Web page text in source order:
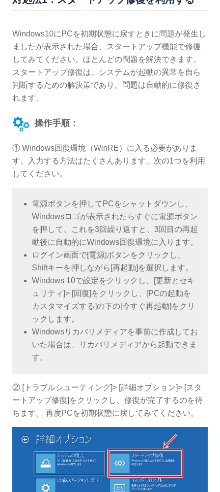
Windows10にPCを初期状態に戻すときに問題が発生し
ましたが表示された場合、スタートアップ機能で修復
してみてください。ほとんどの問題を解決できます。
スタートアップ修復は、システムが起動の異常を自ら
判断するための解決策であり、問題は自動的に修復さ
れます。
操作手順：
① Windows回復環境（WinRE）に入る必要がありま
す。入力する方法はたくさんあります。次の1つを利用
してください。
電源ボタンを押してPCをシャットダウンし、
Windowsロゴが表示されたらすぐに電源ボタン
を押して、これを3回繰り返すと、3回目の再起
動後に自動的にWindows回復環境に入ります。
ログイン画面で[電源]ボタンをクリックし、
Shiftキーを押しながら[再起動]を選択します。
Windows 10で設定をクリックし、[更新とセキ
ュリティ]> [回復]をクリックし、[PCの起動を
カスタマイズする]の下の[今すぐ再起動]をクリ
ックします。
Windowsリカバリメディアを事前に作成してお
いた場合は、リカバリメディアから起動できま
す。
② [トラブルシューティング]> [詳細オプション]> [スタ
ートアップ修復]をクリックし、修復が完了するのを待
ちます。 再度PCを初期状態に戻してみてください。